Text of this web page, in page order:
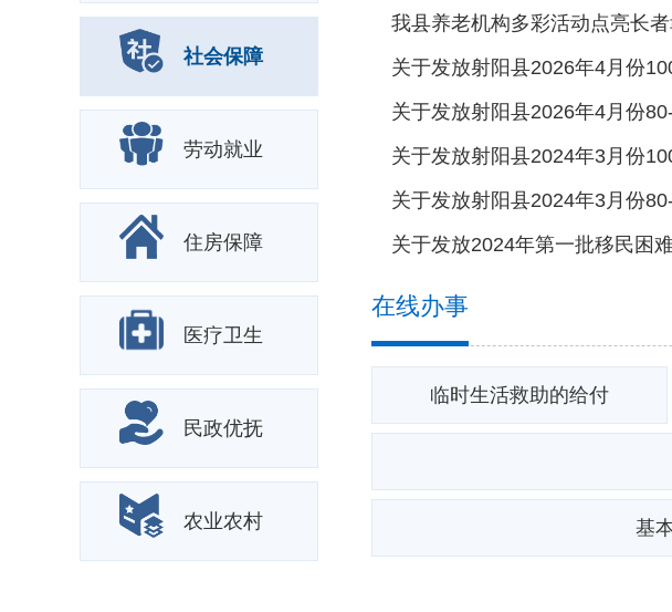
社会保障
劳动就业
住房保障
医疗卫生
民政优抚
农业农村
我县养老机构多彩活动点亮长
关于发放射阳县2026年4月份
关于发放射阳县2026年4月份
关于发放射阳县2024年3月份
关于发放射阳县2024年3月份
在线办事
临时生活救助的给付
基